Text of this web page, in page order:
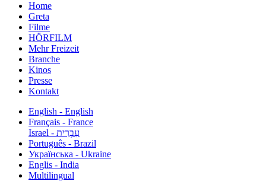
Home
Greta
Filme
HÖRFILM
Mehr Freizeit
Branche
Kinos
Presse
Kontakt
English - English
Français - France
עִבְרִית - Israel
Português - Brazil
Українська - Ukraine
Englis - India
Multilingual